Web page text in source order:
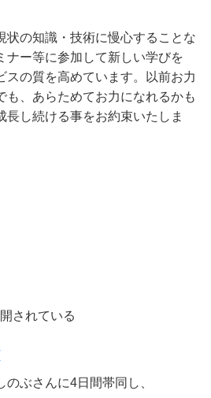
状の知識・技術に慢心することな
ナー等に参加して新しい学びを
スの質を高めています。以前お力
も、あらためてお力になれるかも
長し続ける事をお約束いたしま
されている
ぶさんに4日間帯同し、